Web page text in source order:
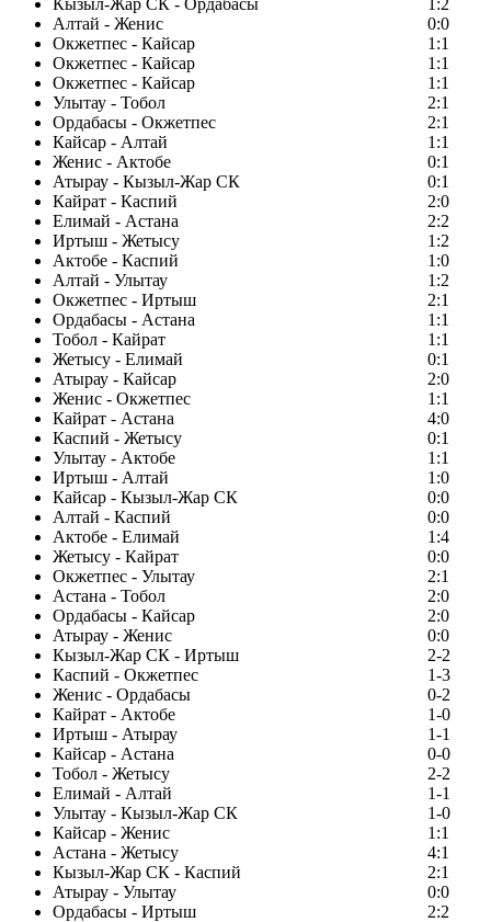
Кызыл-Жар СК - Ордабасы
1:2
Алтай - Женис
0:0
Окжетпес - Кайсар
1:1
Окжетпес - Кайсар
1:1
Окжетпес - Кайсар
1:1
Улытау - Тобол
2:1
Ордабасы - Окжетпес
2:1
Кайсар - Алтай
1:1
Женис - Актобе
0:1
Атырау - Кызыл-Жар СК
0:1
Кайрат - Каспий
2:0
Елимай - Астана
2:2
Иртыш - Жетысу
1:2
Актобе - Каспий
1:0
Алтай - Улытау
1:2
Окжетпес - Иртыш
2:1
Ордабасы - Астана
1:1
Тобол - Кайрат
1:1
Жетысу - Елимай
0:1
Атырау - Кайсар
2:0
Женис - Окжетпес
1:1
Кайрат - Астана
4:0
Каспий - Жетысу
0:1
Улытау - Актобе
1:1
Иртыш - Алтай
1:0
Кайсар - Кызыл-Жар СК
0:0
Алтай - Каспий
0:0
Актобе - Елимай
1:4
Жетысу - Кайрат
0:0
Окжетпес - Улытау
2:1
Астана - Тобол
2:0
Ордабасы - Кайсар
2:0
Атырау - Женис
0:0
Кызыл-Жар СК - Иртыш
2-2
Каспий - Окжетпес
1-3
Женис - Ордабасы
0-2
Кайрат - Актобе
1-0
Иртыш - Атырау
1-1
Кайсар - Астана
0-0
Тобол - Жетысу
2-2
Елимай - Алтай
1-1
Улытау - Кызыл-Жар СК
1-0
Кайсар - Женис
1:1
Астана - Жетысу
4:1
Кызыл-Жар СК - Каспий
2:1
Атырау - Улытау
0:0
Ордабасы - Иртыш
2:2